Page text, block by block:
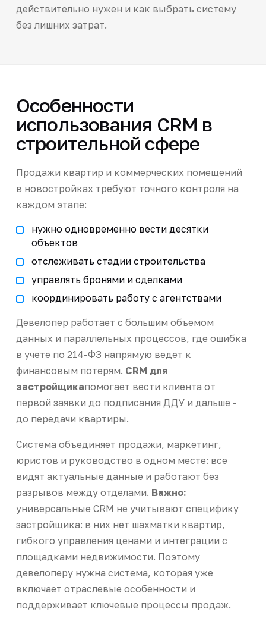
действительно нужен и как выбрать систему
без лишних затрат.
Особенности
использования CRM в
строительной сфере
Продажи квартир и коммерческих помещений
в новостройках требуют точного контроля на
каждом этапе:
нужно одновременно вести десятки
объектов
отслеживать стадии строительства
управлять бронями и сделками
координировать работу с агентствами
Девелопер работает с большим объемом
данных и параллельных процессов, где ошибка
в учете по 214-ФЗ напрямую ведет к
финансовым потерям. CRM для
застройщикапомогает вести клиента от
первой заявки до подписания ДДУ и дальше -
до передачи квартиры.
Система объединяет продажи, маркетинг,
юристов и руководство в одном месте: все
видят актуальные данные и работают без
разрывов между отделами. Важно:
универсальные CRM не учитывают специфику
застройщика: в них нет шахматки квартир,
гибкого управления ценами и интеграции с
площадками недвижимости. Поэтому
девелоперу нужна система, которая уже
включает отраслевые особенности и
поддерживает ключевые процессы продаж.